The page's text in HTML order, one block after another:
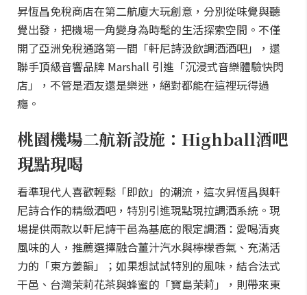
昇恆昌免稅商店在第二航廈大玩創意，分別從味覺與聽
覺出發，把機場一角變身為時髦的生活探索空間。不僅
開了亞洲免稅通路第一間「軒尼詩汲飲調酒酒吧」，還
聯手頂級音響品牌 Marshall 引進「沉浸式音樂體驗快閃
店」，不管是酒友還是樂迷，絕對都能在這裡玩得過
癮。
桃園機場二航新設施：Highball酒吧
現點現喝
看準現代人喜歡輕鬆「即飲」的潮流，這次昇恆昌與軒
尼詩合作的精緻酒吧，特別引進現點現拉調酒系統。現
場提供兩款以軒尼詩干邑為基底的限定調酒：愛喝清爽
風味的人，推薦選擇融合薑汁汽水與檸檬香氣、充滿活
力的「東方姜韻」；如果想試試特別的風味，結合法式
干邑、台灣茉莉花茶與蜂蜜的「寶島茉莉」，則帶來東